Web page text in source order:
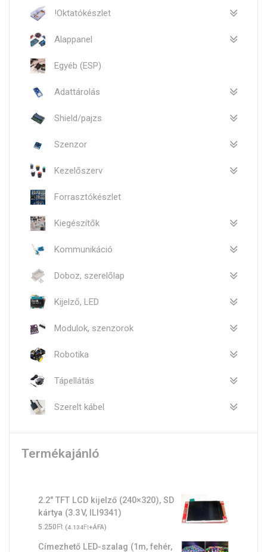
!Oktatókészlet
Alappanel
Egyéb (ESP)
Adattárolás
Shield/pajzs
Szenzor
Kezelőszerv
Forrasztókészlet
Kiegészítők
Kommunikáció
Doboz, szerelőlap
Kijelző, LED
Modulok, szenzorok
Robotika
Tápellátás
Szerelt kábel
Termékajánló
2.2″ TFT LCD kijelző (240×320), SD
kártya (3.3 V, ILI9341)
5.250Ft (4.134Ft+ÁFA)
Címezhető LED-szalag (1m, fehér,